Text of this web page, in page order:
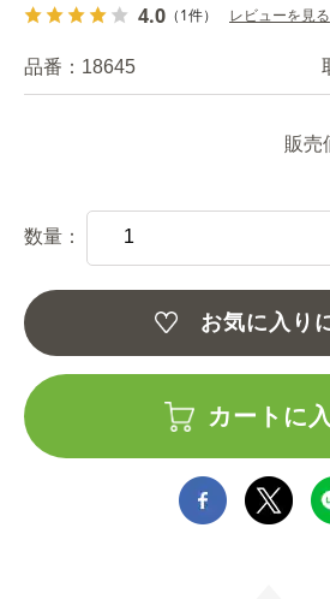
4.0 （1件） レビューを見る
品番： 18645
販売
数量：
お気に入り
カートに